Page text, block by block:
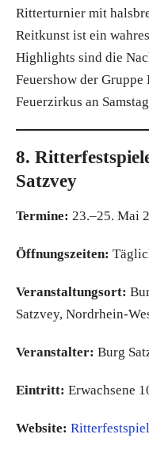
Ritterturnier mit
Reitkunst ist ein
Highlights sind die
Feuershow der
Feuerzirkus an
8.
Satzvey
Termine: 23.–25. Mai
Öffnungszeiten:
Veranstaltungsort:
Satzvey, Nordrhein-
Veranstalter: Burg
Eintritt: Erwachsene
Website: